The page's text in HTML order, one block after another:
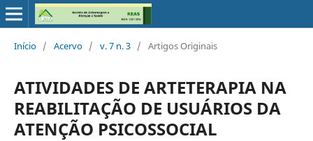
Início / Acervo / v. 7 n. 3 / Artigos Originais
ATIVIDADES DE ARTETERAPIA NA
REABILITAÇÃO DE USUÁRIOS DA
ATENÇÃO PSICOSSOCIAL